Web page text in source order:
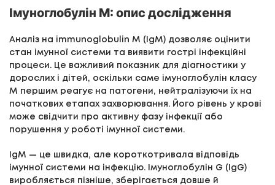
Імуноглобулін М: опис дослідження
Аналіз на immunoglobulin M (IgM) дозволяє оцінити
стан імунної системи та виявити гострі інфекційні
процеси. Це важливий показник для діагностики у
дорослих і дітей, оскільки саме імуноглобулін класу
М першим реагує на патогени, нейтралізуючи їх на
початкових етапах захворювання. Його рівень у крові
може свідчити про активну фазу інфекції або
порушення у роботі імунної системи.
IgM — це швидка, але короткотривала відповідь
імунної системи на інфекцію. Імуноглобулін G (IgG)
виробляється пізніше, зберігається довше й